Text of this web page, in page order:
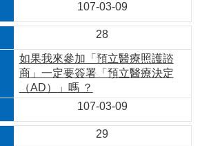
107-03-09
28
如果我來參加「預立醫療照護諮
商」一定要簽署「預立醫療決定
（AD）」嗎 ？
107-03-09
29